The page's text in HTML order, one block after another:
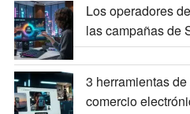
Los operadores
las campañas de
3 herramientas
comercio